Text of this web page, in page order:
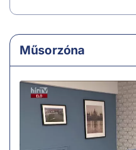
Műsorzóna